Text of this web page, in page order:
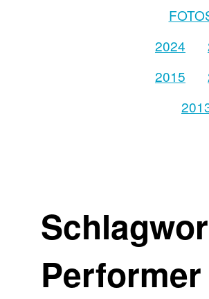
2024
2015
Performer